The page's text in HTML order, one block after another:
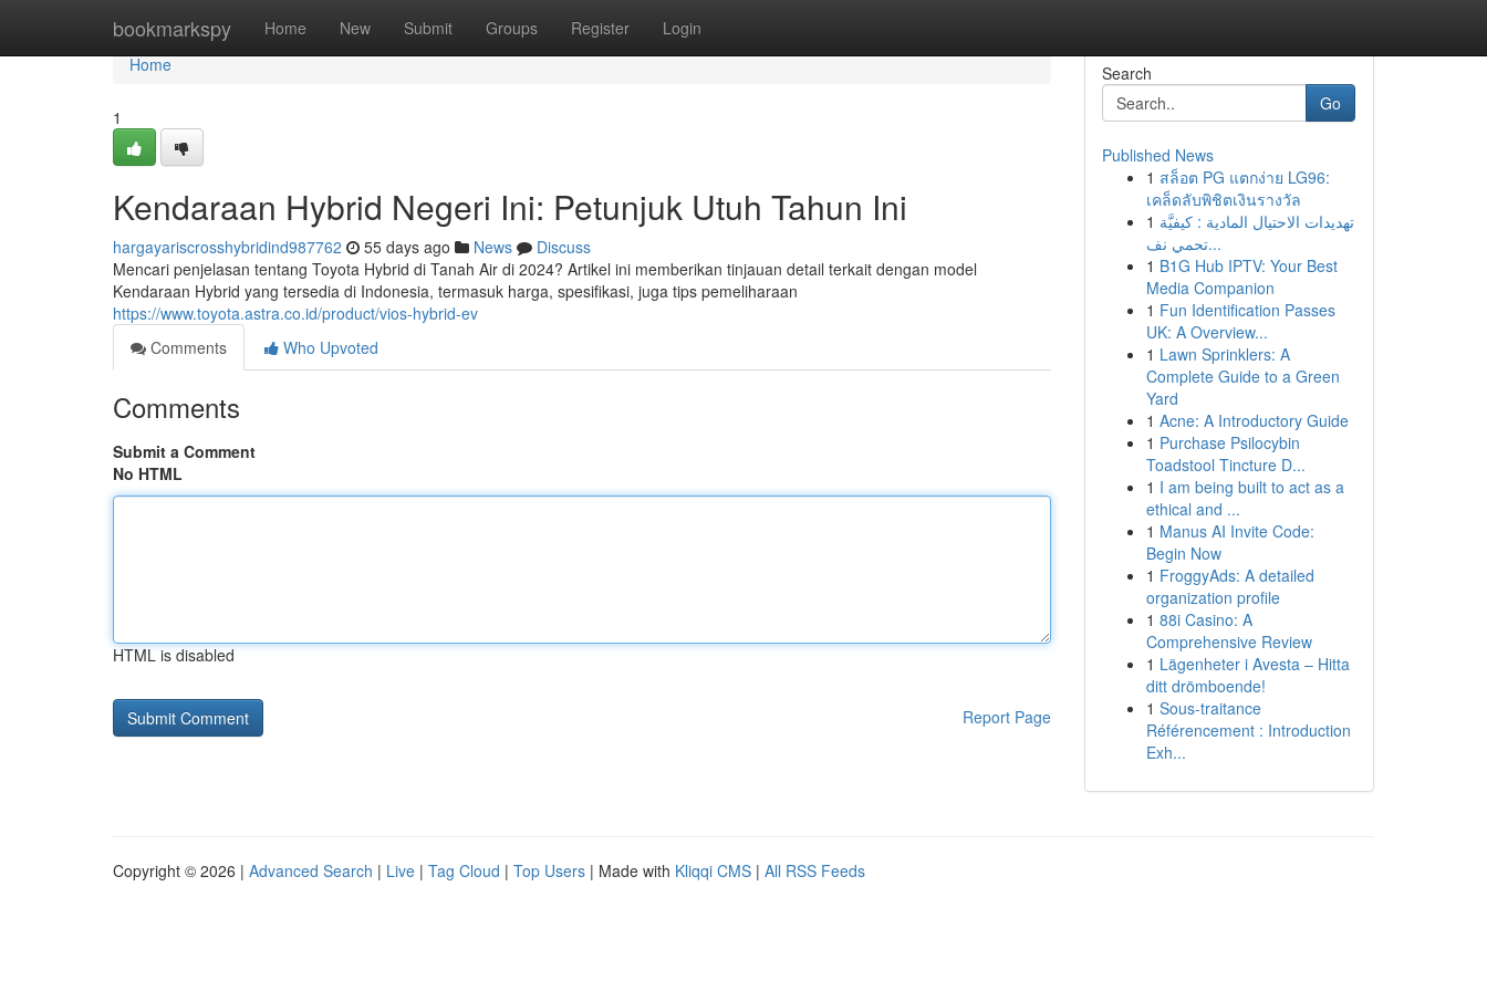
bookmarkspy Home New Submit Groups Register Login
Home
Home
1
Kendaraan Hybrid Negeri Ini: Petunjuk Utuh Tahun Ini
hargayariscrosshybridind987762 55 days ago News
Discuss
Mencari penjelasan tentang Toyota Hybrid di Tanah Air di 2024? Artikel ini memberikan tinjauan detail terkait dengan model
Kendaraan Hybrid yang tersedia di Indonesia, termasuk harga, spesifikasi, juga tips pemeliharaan
https://www.toyota.astra.co.id/product/vios-hybrid-ev
Comments
Who Upvoted
Comments
Submit a Comment
No HTML
HTML is disabled
Report Page
Search
Go
Published News
1 สล็อต PG แตกง่าย LG96:
เคล็ดลับพิชิตเงินรางวัล
1 تهديدات الاحتيال المادية : كيفيَّة
تحمي نف...
1 B1G Hub IPTV: Your Best
Media Companion
1 Fun Identification Passes
UK: A Overview...
1 Lawn Sprinklers: A
Complete Guide to a Green
Yard
1 Acne: A Introductory Guide
1 Purchase Psilocybin
Toadstool Tincture D...
1 I am being built to act as a
ethical and ...
1 Manus AI Invite Code:
Begin Now
1 FroggyAds: A detailed
organization profile
1 88i Casino: A
Comprehensive Review
1 Lägenheter i Avesta – Hitta
ditt drömboende!
1 Sous-traitance
Référencement : Introduction
Exh...
Copyright © 2026 | Advanced Search | Live | Tag Cloud | Top Users | Made with Kliqqi CMS | All RSS Feeds